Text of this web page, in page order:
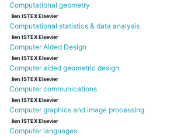
Computational geometry
lien ISTEX Elsevier
Computational statistics & data analysis
lien ISTEX Elsevier
Computer Aided Design
lien ISTEX Elsevier
Computer aided geometric design
lien ISTEX Elsevier
Computer communications
lien ISTEX Elsevier
Computer graphics and image processing
lien ISTEX Elsevier
Computer languages